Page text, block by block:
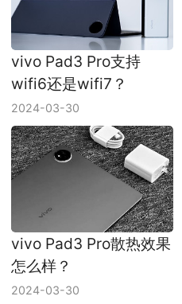
vivo Pad3 Pro支持
wifi6还是wifi7？
2024-03-30
vivo Pad3 Pro散热效果
怎么样？
2024-03-30